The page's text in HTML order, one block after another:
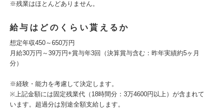
※残業はほとんどありません。
給与はどのくらい貰えるか
想定年収450～650万円
月給30万円～39万円+賞与年3回（決算賞与含む：昨年実績約5ヶ月
分）
※経験・能力を考慮して決定します。
※上記金額には固定残業代（18時間分：3万4600円以上）が含まれて
います。超過分は別途全額支給します。